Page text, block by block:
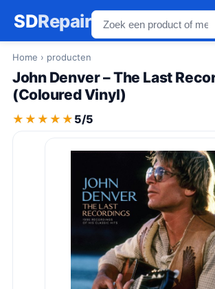
SDRepair
Home › producten
John Denver – The Last
(Coloured Vinyl)
★★★★★
★★★★★ 5/5